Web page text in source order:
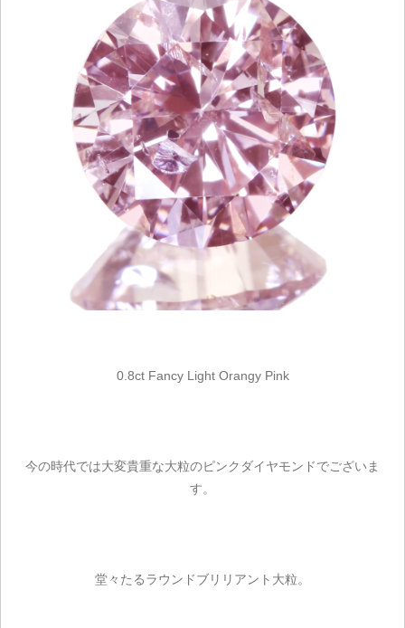
0.8ct Fancy Light Orangy Pink
今の時代では大変貴重な大粒のピンクダイヤモンドでございま
す。
堂々たるラウンドブリリアント大粒。